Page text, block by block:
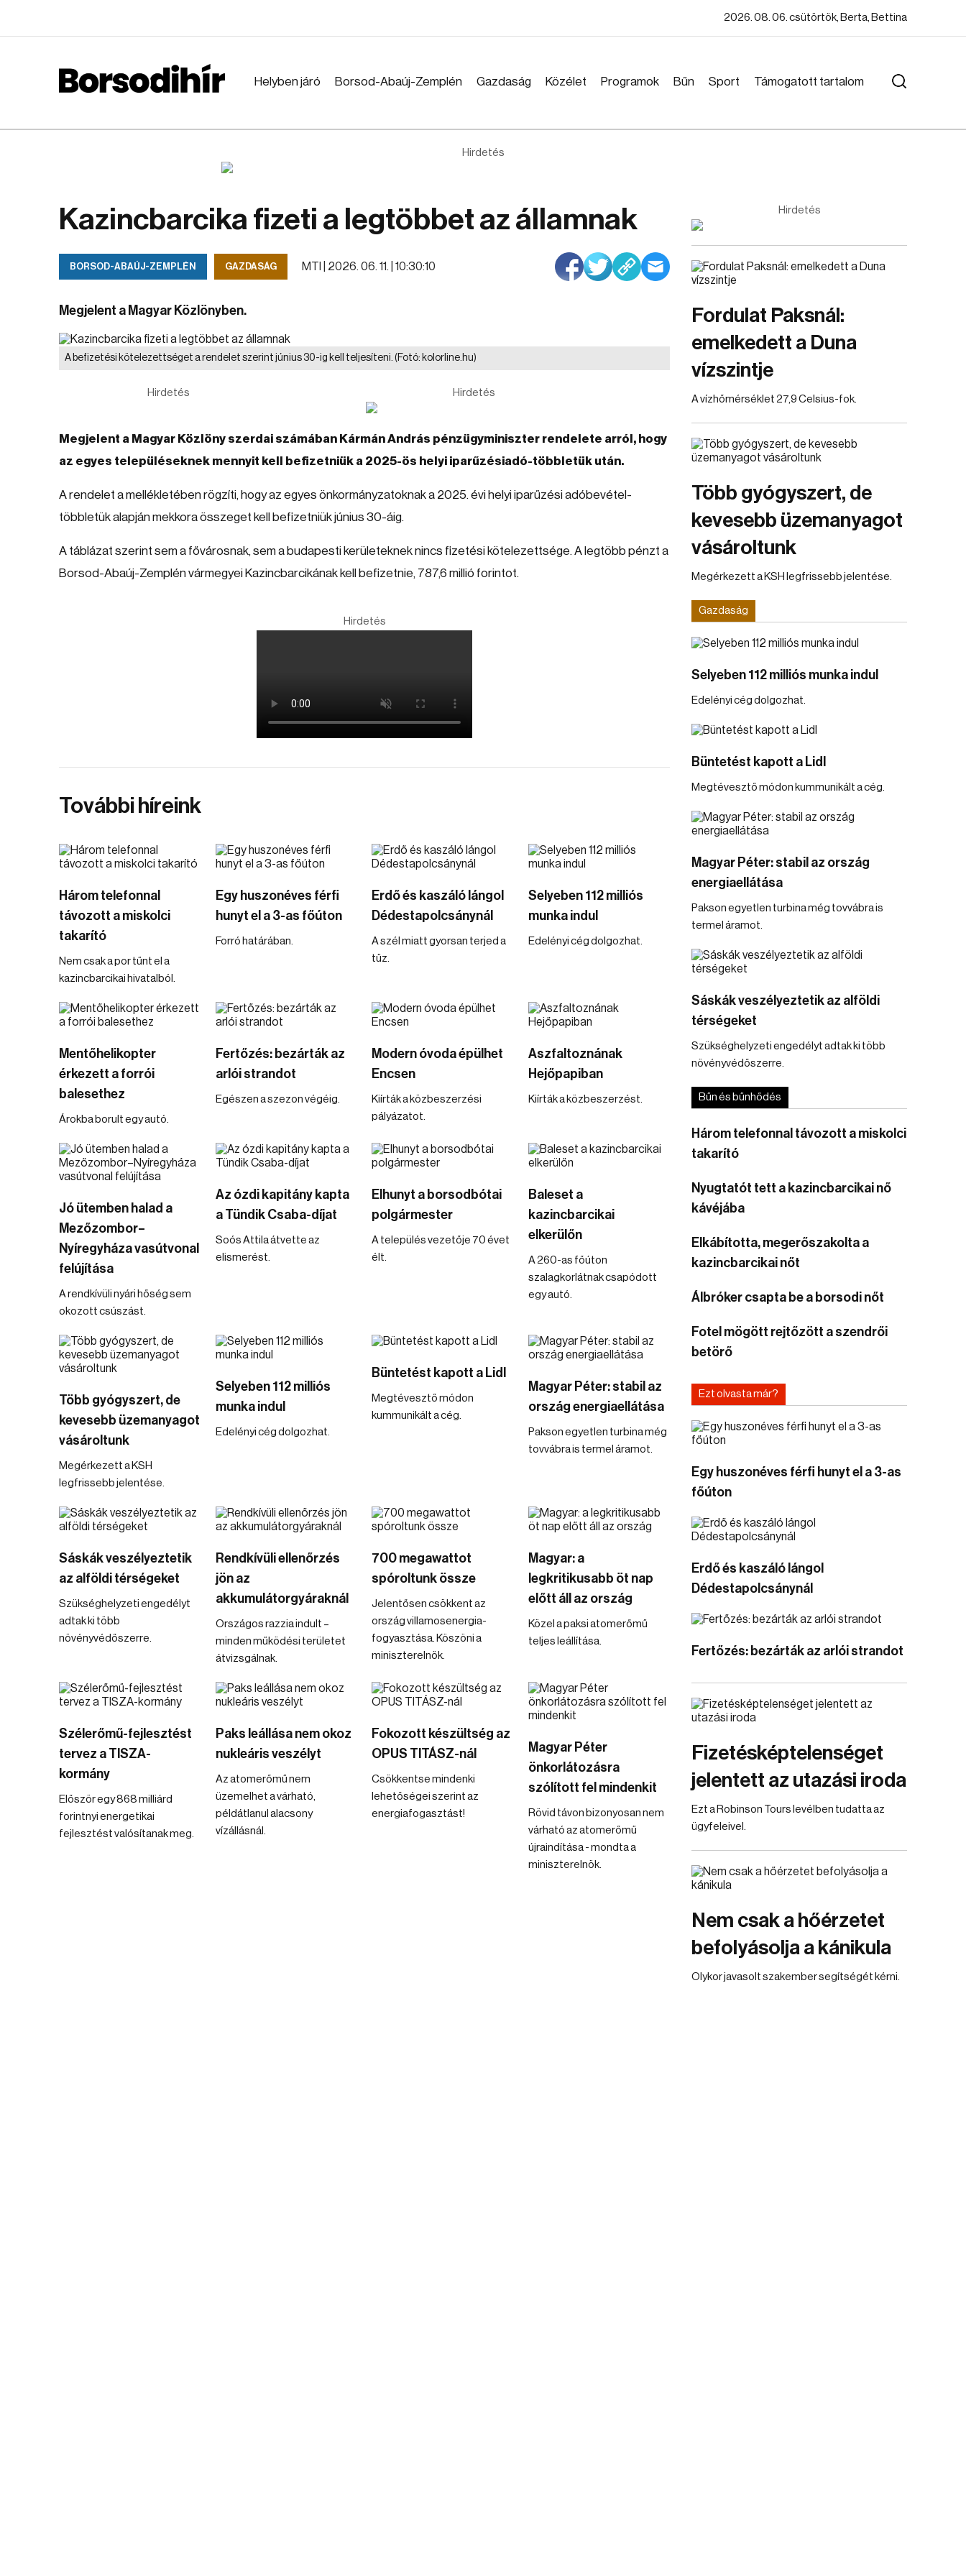
2026. 08. 06. csütörtök, Berta, Bettina
Helyben járó Borsod-Abaúj-Zemplén Gazdaság Közélet Programok Bűn Sport Támogatott tartalom
Hirdetés
Kazincbarcika fizeti a legtöbbet az államnak
BORSOD-ABAÚJ-ZEMPLÉN GAZDASÁG MTI | 2026. 06. 11. | 10:30:10
Megjelent a Magyar Közlönyben.
A befizetési kötelezettséget a rendelet szerint június 30-ig kell teljesíteni. (Fotó: kolorline.hu)
Hirdetés Hirdetés
Megjelent a Magyar Közlöny szerdai számában Kármán András pénzügyminiszter rendelete arról, hogy
az egyes településeknek mennyit kell befizetniük a 2025-ös helyi iparűzésiadó-többletük után.
A rendelet a mellékletében rögzíti, hogy az egyes önkormányzatoknak a 2025. évi helyi iparűzési adóbevétel-
többletük alapján mekkora összeget kell befizetniük június 30-áig.
A táblázat szerint sem a fővárosnak, sem a budapesti kerületeknek nincs fizetési kötelezettsége. A legtöbb pénzt a
Borsod-Abaúj-Zemplén vármegyei Kazincbarcikának kell befizetnie, 787,6 millió forintot.
Hirdetés
További híreink
Három telefonnal
távozott a miskolci
takarító
Nem csak a por tűnt el a
kazincbarcikai hivatalból.
Egy huszonéves férfi
hunyt el a 3-as főúton
Forró határában.
Erdő és kaszáló lángol
Dédestapolcsánynál
A szél miatt gyorsan terjed a
tűz.
Selyeben 112 milliós
munka indul
Edelényi cég dolgozhat.
Mentőhelikopter
érkezett a forrói
balesethez
Árokba borult egy autó.
Fertőzés: bezárták az
arlói strandot
Egészen a szezon végéig.
Modern óvoda épülhet
Encsen
Kiírták a közbeszerzési
pályázatot.
Aszfaltoznának
Hejőpapiban
Kiírták a közbeszerzést.
Jó ütemben halad a
Mezőzombor–
Nyíregyháza vasútvonal
felújítása
A rendkívüli nyári hőség sem
okozott csúszást.
Az ózdi kapitány kapta
a Tündik Csaba-díjat
Soós Attila átvette az
elismerést.
Elhunyt a borsodbótai
polgármester
A település vezetője 70 évet
élt.
Baleset a
kazincbarcikai
elkerülőn
A 260-as főúton
szalagkorlátnak csapódott
egy autó.
Több gyógyszert, de
kevesebb üzemanyagot
vásároltunk
Megérkezett a KSH
legfrissebb jelentése.
Selyeben 112 milliós
munka indul
Edelényi cég dolgozhat.
Büntetést kapott a Lidl
Megtévesztő módon
kummunikált a cég.
Magyar Péter: stabil az
ország energiaellátása
Pakson egyetlen turbina még
tovvábra is termel áramot.
Sáskák veszélyeztetik
az alföldi térségeket
Szükséghelyzeti engedélyt
adtak ki több
növényvédőszerre.
Rendkívüli ellenőrzés
jön az
akkumulátorgyáraknál
Országos razzia indult –
minden működési területet
átvizsgálnak.
700 megawattot
spóroltunk össze
Jelentősen csökkent az
ország villamosenergia-
fogyasztása. Köszöni a
miniszterelnök.
Magyar: a
legkritikusabb öt nap
előtt áll az ország
Közel a paksi atomerőmű
teljes leállítása.
Szélerőmű-fejlesztést
tervez a TISZA-
kormány
Először egy 868 milliárd
forintnyi energetikai
fejlesztést valósítanak meg.
Paks leállása nem okoz
nukleáris veszélyt
Az atomerőmű nem
üzemelhet a várható,
példátlanul alacsony
vízállásnál.
Fokozott készültség az
OPUS TITÁSZ-nál
Csökkentse mindenki
lehetőségei szerint az
energiafogasztást!
Magyar Péter
önkorlátozásra
szólított fel mindenkit
Rövid távon bizonyosan nem
várható az atomerőmű
újraindítása - mondta a
miniszterelnök.
Hirdetés
Fordulat Paksnál:
emelkedett a Duna
vízszintje
A vízhőmérséklet 27,9 Celsius-fok.
Több gyógyszert, de
kevesebb üzemanyagot
vásároltunk
Megérkezett a KSH legfrissebb jelentése.
Gazdaság
Selyeben 112 milliós munka indul
Edelényi cég dolgozhat.
Büntetést kapott a Lidl
Megtévesztő módon kummunikált a cég.
Magyar Péter: stabil az ország
energiaellátása
Pakson egyetlen turbina még tovvábra is
termel áramot.
Sáskák veszélyeztetik az alföldi
térségeket
Szükséghelyzeti engedélyt adtak ki több
növényvédőszerre.
Bűn és bűnhődés
Három telefonnal távozott a miskolci
takarító
Nyugtatót tett a kazincbarcikai nő
kávéjába
Elkábította, megerőszakolta a
kazincbarcikai nőt
Álbróker csapta be a borsodi nőt
Fotel mögött rejtőzött a szendrői
betörő
Ezt olvasta már?
Egy huszonéves férfi hunyt el a 3-as
főúton
Erdő és kaszáló lángol
Dédestapolcsánynál
Fertőzés: bezárták az arlói strandot
Fizetésképtelenséget
jelentett az utazási iroda
Ezt a Robinson Tours levélben tudatta az
ügyfeleivel.
Nem csak a hőérzetet
befolyásolja a kánikula
Olykor javasolt szakember segítségét kérni.